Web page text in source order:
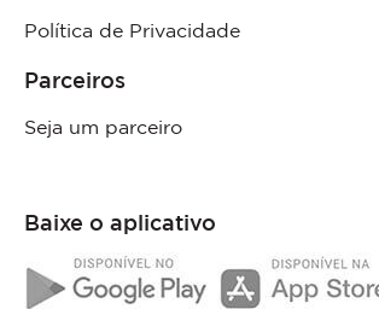
Política de Privacidade
Parceiros
Seja um parceiro
Baixe o aplicativo